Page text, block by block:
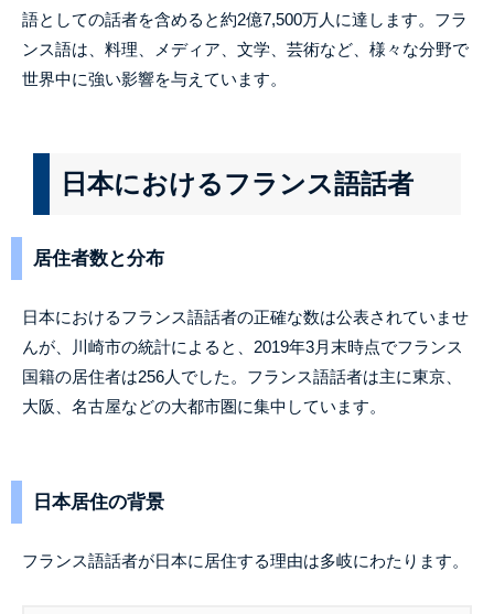
語としての話者を含めると約2億7,500万人に達します。フラ
ンス語は、料理、メディア、文学、芸術など、様々な分野で
世界中に強い影響を与えています。
日本におけるフランス語話者
居住者数と分布
日本におけるフランス語話者の正確な数は公表されていませ
んが、川崎市の統計によると、2019年3月末時点でフランス
国籍の居住者は256人でした。フランス語話者は主に東京、
大阪、名古屋などの大都市圏に集中しています。
日本居住の背景
フランス語話者が日本に居住する理由は多岐にわたります。